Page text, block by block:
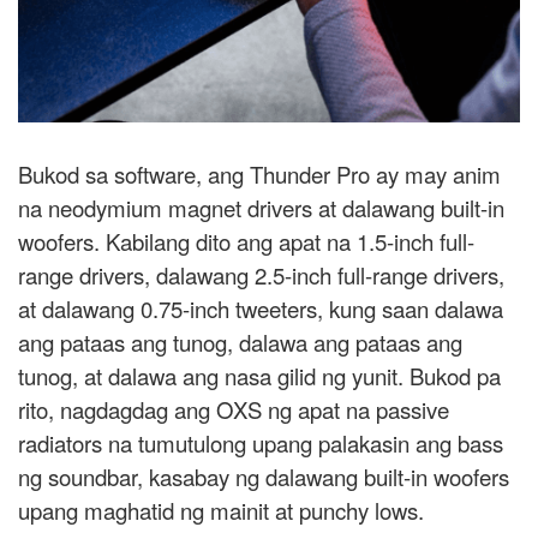
Bukod sa software, ang Thunder Pro ay may anim
na neodymium magnet drivers at dalawang built-in
woofers. Kabilang dito ang apat na 1.5-inch full-
range drivers, dalawang 2.5-inch full-range drivers,
at dalawang 0.75-inch tweeters, kung saan dalawa
ang pataas ang tunog, dalawa ang pataas ang
tunog, at dalawa ang nasa gilid ng yunit. Bukod pa
rito, nagdagdag ang OXS ng apat na passive
radiators na tumutulong upang palakasin ang bass
ng soundbar, kasabay ng dalawang built-in woofers
upang maghatid ng mainit at punchy lows.